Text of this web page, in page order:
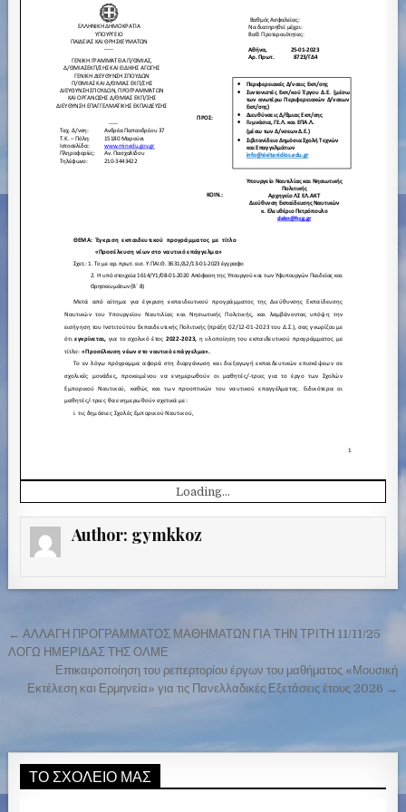
Loading...
Author: gymkkoz
Π
γ
← ΑΛΛΑΓΗ ΠΡΟΓΡΑΜΜΑΤΟΣ ΜΑΘΗΜΑΤΩΝ ΓΙΑ ΤΗΝ ΤΡΙΤΗ 11/11/25
ΛΟΓΩ ΗΜΕΡΙΔΑΣ ΤΗΣ ΟΛΜΕ
Επικαιροποίηση του ρεπερτορίου έργων του μαθήματος «Μουσική
Εκτέλεση και Ερμηνεία» για τις Πανελλαδικές Εξετάσεις έτους 2026 →
ΤΟ ΣΧΟΛΕΊΟ ΜΑΣ